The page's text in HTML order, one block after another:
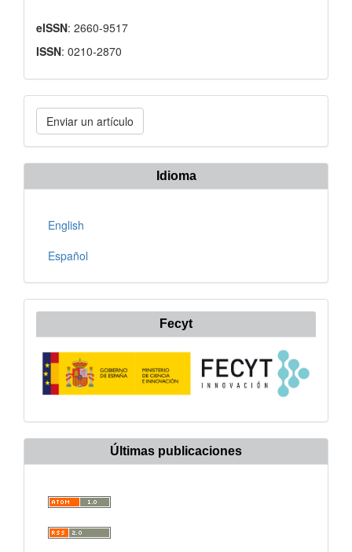
eISSN: 2660-9517
ISSN: 0210-2870
Enviar
un
artículo
Enviar un artículo
Idioma
English
Español
Fecyt
Últimas publicaciones